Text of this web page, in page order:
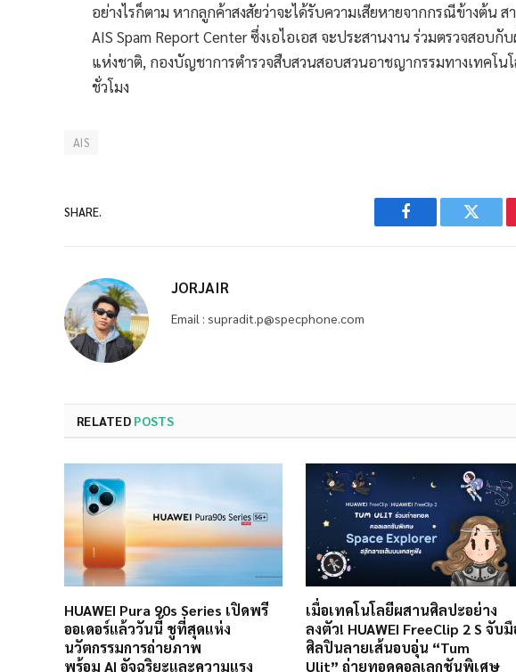
อย่างไรก็ตาม หากลูกค้าสงสัยว่าจะได้รับความเสียหายจากกรณีข้างต้น
AIS Spam Report Center ซึ่งเอไอเอส จะประสานงาน ร่วมตรวจสอบกั
แห่งชาติ, กองบัญชาการตำรวจสืบสวนสอบสวนอาชญากรรมทางเทคโน
ชั่วโมง
AIS
SHARE.
Facebook Twitter
JORJAIR
Email : supradit.p@specphone.com
RELATED POSTS
HUAWEI Pura 90s Series เปิดพรี
ออเดอร์แล้ววันนี้ ชูที่สุดแห่ง
นวัตกรรมการถ่ายภาพ
พร้อม AI อัจฉริยะและความแรง
เมื่อเทคโนโลยีผสานศิลปะอย่าง
ลงตัว! HUAWEI FreeClip 2 S จับมื
ศิลปินลายเส้นอบอุ่น “Tum
Ulit” ถ่ายทอดคอลเลกชันพิเศษ